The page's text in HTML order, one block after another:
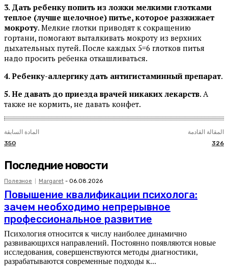
3. Дать ребенку попить из ложки мелкими глотками
теплое (лучше щелочное) питье, которое разжижает
мокроту. Мелкие глотки приводят к сокращению
гортани, помогают выталкивать мокроту из верхних
дыхательных путей. После каждых 5=6 глотков питья
надо просить ребенка откашливаться.
4. Ребенку-аллергику дать антигистаминный препарат.
5. Не давать до приезда врачей никаких лекарств. А
также не кормить, не давать конфет.
المادة السابقة
350
المقالة القادمة
326
Последние новости
Полезное Margaret - 06.08.2026
Повышение квалификации психолога:
зачем необходимо непрерывное
профессиональное развитие
Психология относится к числу наиболее динамично
развивающихся направлений. Постоянно появляются новые
исследования, совершенствуются методы диагностики,
разрабатываются современные подходы к...